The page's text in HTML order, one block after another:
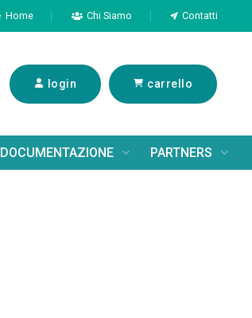
Home Chi Siamo Contatti
login carrello
DOCUMENTAZIONE PARTNERS